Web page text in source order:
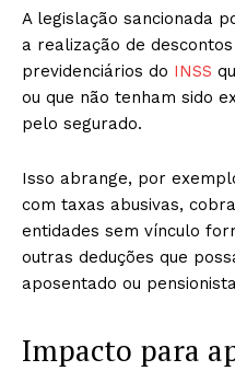
A legislação sancionada
a realização de
previdenciários do INSS
ou que não tenham sido
pelo segurado.
Isso abrange, por
com taxas abusivas,
entidades sem vínculo
outras deduções que
aposentado ou
Impacto para